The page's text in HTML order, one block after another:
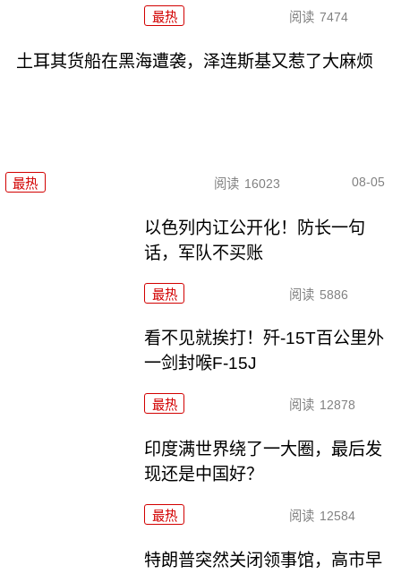
最热 阅读 7474
土耳其货船在黑海遭袭，泽连斯基又惹了大麻烦
最热 阅读 16023 08-05
以色列内讧公开化！防长一句
话，军队不买账
最热 阅读 5886
看不见就挨打！歼-15T百公里外
一剑封喉F-15J
最热 阅读 12878
印度满世界绕了一大圈，最后发
现还是中国好？
最热 阅读 12584
特朗普突然关闭领事馆，高市早